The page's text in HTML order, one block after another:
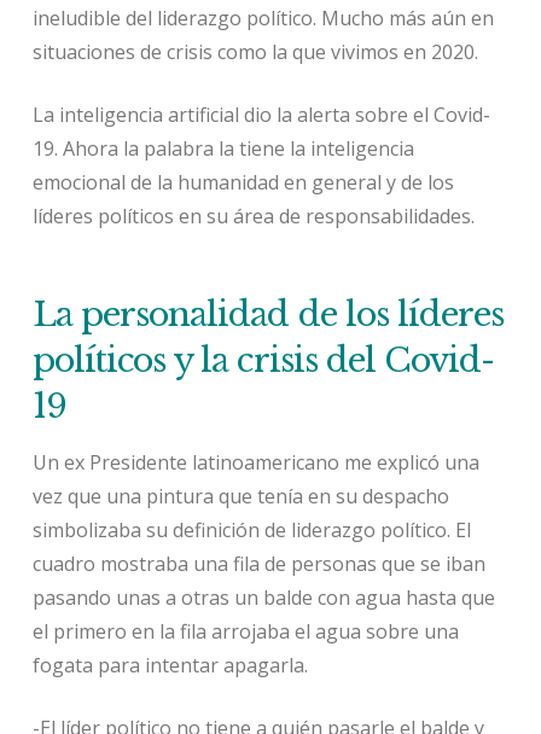
ineludible del liderazgo político. Mucho más aún en
situaciones de crisis como la que vivimos en 2020.
La inteligencia artificial dio la alerta sobre el Covid-
19. Ahora la palabra la tiene la inteligencia
emocional de la humanidad en general y de los
líderes políticos en su área de responsabilidades.
La personalidad de los líderes
políticos y la crisis del Covid-
19
Un ex Presidente latinoamericano me explicó una
vez que una pintura que tenía en su despacho
simbolizaba su definición de liderazgo político. El
cuadro mostraba una fila de personas que se iban
pasando unas a otras un balde con agua hasta que
el primero en la fila arrojaba el agua sobre una
fogata para intentar apagarla.
-El líder político no tiene a quién pasarle el balde y